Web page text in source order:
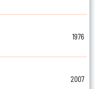
1976
2007